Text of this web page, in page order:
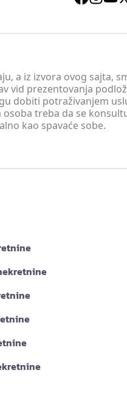
a iz izvora ovog
vid prezentovanja
dobiti potraživanjem
treba da se
kao spavaće sobe.